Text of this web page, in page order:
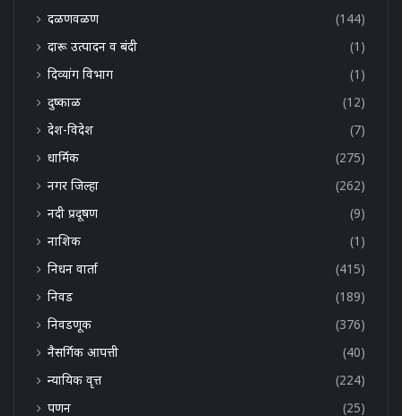
दळणवळण
(144)
दारू उत्पादन व बंदी
(1)
दिव्यांग विभाग
(1)
दुष्काळ
(12)
देश-विदेश
(7)
धार्मिक
(275)
नगर जिल्हा
(262)
नदी प्रदूषण
(9)
नाशिक
(1)
निधन वार्ता
(415)
निवड
(189)
निवडणूक
(376)
नैसर्गिक आपत्ती
(40)
न्यायिक वृत्त
(224)
पणन
(25)